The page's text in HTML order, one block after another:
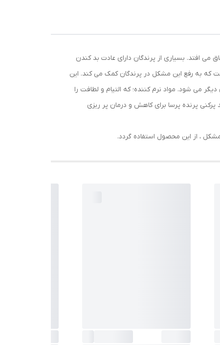
می افتد. بسیاری از پرندگان دارای عادت بد کندن
که به رفع این مشکل در پرندگان کمک می کند. این
می شود. مواد نرم کننده؛ که التیام و لطافت را
پرنده پرسا برای کاهش و درمان پر ریزی
، از این محصول استفاده گردد.